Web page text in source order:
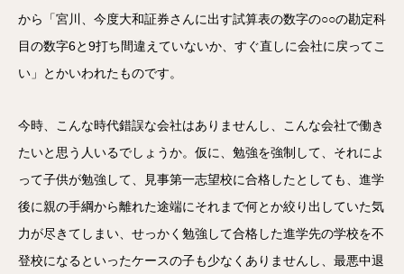
から「宮川、今度大和証券さんに出す試算表の数字の○○の勘定科
目の数字6と9打ち間違えていないか、すぐ直しに会社に戻ってこ
い」とかいわれたものです。
今時、こんな時代錯誤な会社はありませんし、こんな会社で働き
たいと思う人いるでしょうか。仮に、勉強を強制して、それによ
って子供が勉強して、見事第一志望校に合格したとしても、進学
後に親の手綱から離れた途端にそれまで何とか絞り出していた気
力が尽きてしまい、せっかく勉強して合格した進学先の学校を不
登校になるといったケースの子も少なくありませんし、最悪中退